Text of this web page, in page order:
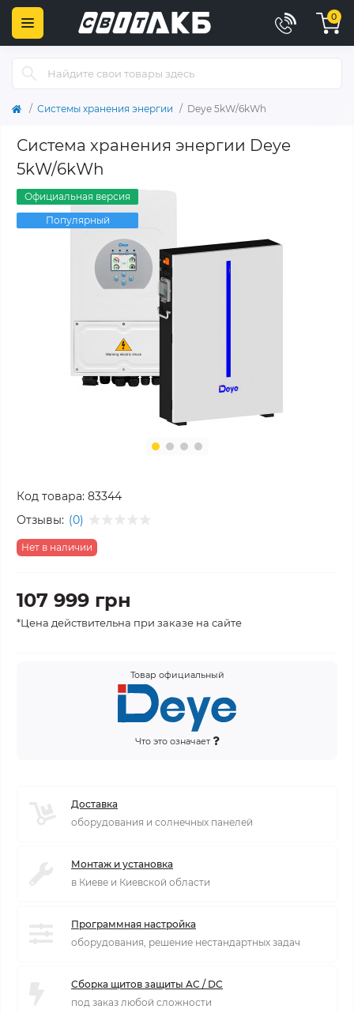
0
Системы хранения энергии Deye 5kW/6kWh
Система хранения энергии Deye
5kW/6kWh
Официальная версия
Популярный
Код товара: 83344
Отзывы: (0)
Нет в наличии
107 999 грн
*Цена действительна при заказе на сайте
Товар официальный
Что это означает
Доставка
оборудования и солнечных панелей
Монтаж и установка
в Киеве и Киевской области
Программная настройка
оборудования, решение нестандартных задач
Сборка щитов защиты AC / DC
под заказ любой сложности